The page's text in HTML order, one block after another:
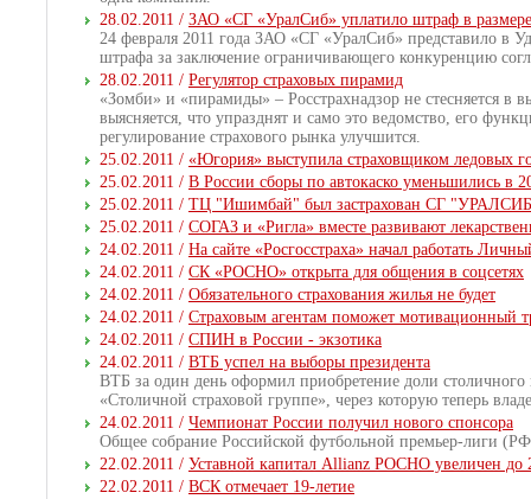
28.02.2011 / ЗАО «СГ «УралСиб» уплатило штраф в размере
24 февраля 2011 года ЗАО «СГ «УралСиб» представило в
штрафа за заключение ограничивающего конкуренцию
28.02.2011 / Регулятор страховых пирамид
«Зомби» и «пирамиды» – Росстрахнадзор не стесняется в
выясняется, что упразднят и само это ведомство, его
регулирование страхового рынка улучшится.
25.02.2011 / «Югория» выступила страховщиком ледовых
25.02.2011 / В России сборы по автокаско уменьшились в
25.02.2011 / ТЦ "Ишимбай" был застрахован СГ
25.02.2011 / СОГАЗ и «Ригла» вместе развивают
24.02.2011 / На сайте «Росгосстраха» начал работать
24.02.2011 / СК «РОСНО» открыта для общения в соцсетях
24.02.2011 / Обязательного страхования жилья не будет
24.02.2011 / Страховым агентам поможет мотивационный
24.02.2011 / СПИН в России - экзотика
24.02.2011 / ВТБ успел на выборы президента
ВТБ за один день оформил приобретение доли
«Столичной страховой группе», через которую теперь
24.02.2011 / Чемпионат России получил нового спонсора
Общее собрание Российской футбольной премьер-лиги
22.02.2011 / Уставной капитал Allianz РОСНО увеличен до
22.02.2011 / ВСК отмечает 19-летие